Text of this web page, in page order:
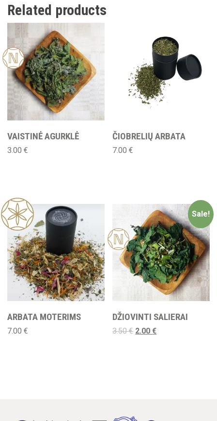
Related products
New
VAISTINĖ AGURKLĖ
3.00 €
ČIOBRELIŲ ARBATA
7.00€
ARBATA MOTERIMS
7.00 €
New
Sale!
DŽIOVINTI SALIERAI
3.50€ 2.00€